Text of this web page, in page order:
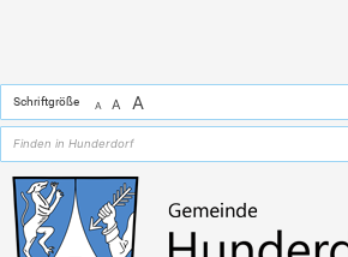
Schriftgröße A A A